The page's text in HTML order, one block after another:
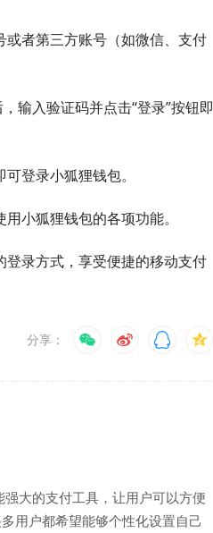
者第三方账号（如微信、支付
输入验证码并点击“登录”按钮即
登录小狐狸钱包。
小狐狸钱包的各项功能。
录方式，享受便捷的移动支付
分享：
强大的支付工具，让用户可以方便
用户都希望能够个性化设置自己